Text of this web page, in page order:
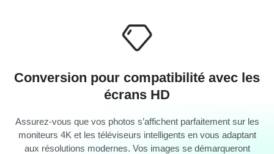
Conversion pour compatibilité avec les
écrans HD
Assurez-vous que vos photos s’affichent parfaitement sur les
moniteurs 4K et les téléviseurs intelligents en vous adaptant
aux résolutions modernes. Vos images se démarqueront